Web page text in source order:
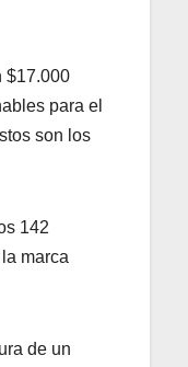
$17.000
para el
son los
142
marca
de un